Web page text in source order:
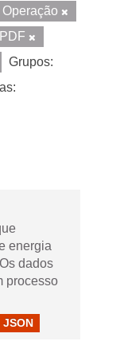
PDF
Grupos:
energia
dados
processo
JSON